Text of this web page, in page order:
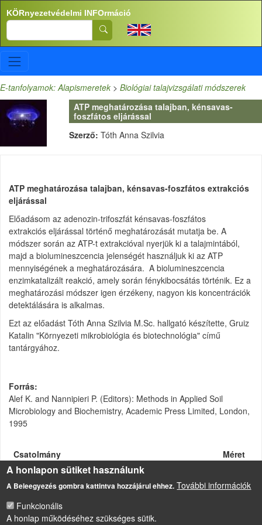
Ugrás a tartalomra
KÖRnyezetvédelmi INFOrmáció
Search
E-tanfolyamok: Alapismeretek > Biológiai talajvizsgálati módszerek
ATP meghatározása talajban, kénsavas-
foszfátos eljárással
Szerző: Tóth Anna Szilvia
ATP meghatározása talajban, kénsavas-foszfátos extrakciós
eljárással
Előadásom az adenozin-trifoszfát kénsavas-foszfátos
extrakciós eljárással történő meghatározását mutatja be. A
módszer során az ATP-t extrakcióval nyerjük ki a talajmintából,
majd a biolumineszcencia jelenségét használjuk ki az ATP
mennyiségének a meghatározására. A biolumineszcencia
enzimkatalizált reakció, amely során fénykibocsátás történik. Ez a
meghatározási módszer igen érzékeny, nagyon kis koncentrációk
detektálására is alkalmas.
Ezt az előadást Tóth Anna Szilvia M.Sc. hallgató készítette, Gruiz
Katalin "Környezeti mikrobiológia és biotechnológia" című
tantárgyához.
Forrás
Alef K. and Nannipieri P. (Editors): Methods in Applied Soil
Microbiology and Biochemistry, Academic Press Limited, London,
1995
Csatolmány
Méret
ATP meghatarozasa talajban, kensavas-foszfatos
eljarassal
MB
A honlapon sütiket használunk
A Beleegyezés gombra kattintva hozzájárul ehhez. További információk
Funkcionális
A honlap működéséhez szükséges sütik.